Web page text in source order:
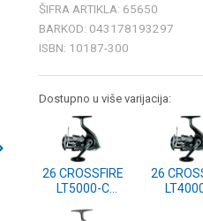
ŠIFRA ARTIKLA: 65650
BARKOD: 043178193297
ISBN: 10187-300
Dostupno u više varijacija:
26 CROSSFIRE
LT5000-C
26